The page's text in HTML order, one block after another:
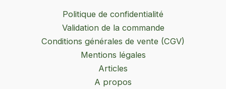
Politique de confidentialité
Validation de la commande
Conditions générales de vente (CGV)
Mentions légales
Articles
A propos